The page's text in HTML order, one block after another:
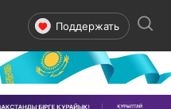
Поддержать